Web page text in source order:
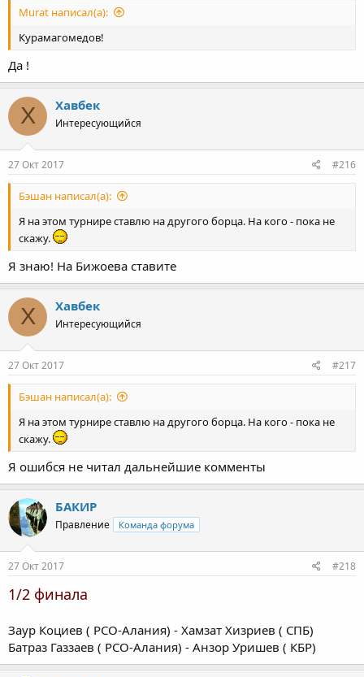
Murat написал(а):
Курамагомедов!
Да !
Х Хавбек
Интересующийся
27 Окт 2017 #216
Бэшан написал(а):
Я на этом турнире ставлю на другого борца. На кого - пока не
скажу.
Я знаю! На Бижоева ставите
Х Хавбек
Интересующийся
27 Окт 2017 #217
Бэшан написал(а):
Я на этом турнире ставлю на другого борца. На кого - пока не
скажу.
Я ошибся не читал дальнейшие комменты
БАКИР
Правление Команда форума
27 Окт 2017 #218
1/2 финала
Заур Коциев ( РСО-Алания) - Хамзат Хизриев ( СПБ)
Батраз Газзаев ( РСО-Алания) - Анзор Уришев ( КБР)